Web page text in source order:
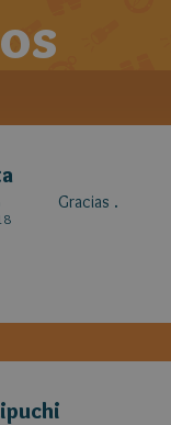
Gracias .